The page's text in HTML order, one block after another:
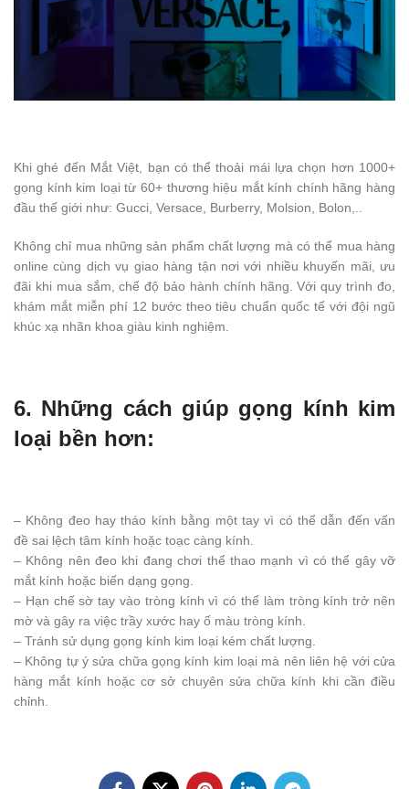
Khi ghé đến Mắt Việt, bạn có thể thoải mái lựa chọn hơn 1000+
gọng kính kim loại từ 60+ thương hiệu mắt kính chính hãng hàng
đầu thế giới như: Gucci, Versace, Burberry, Molsion, Bolon,..
Không chỉ mua những sản phẩm chất lượng mà có thể mua hàng
online cùng dịch vụ giao hàng tận nơi với nhiều khuyến mãi, ưu
đãi khi mua sắm, chế độ bảo hành chính hãng. Với quy trình đo,
khám mắt miễn phí 12 bước theo tiêu chuẩn quốc tế với đội ngũ
khúc xạ nhãn khoa giàu kinh nghiệm.
6. Những cách giúp gọng kính kim
loại bền hơn:
– Không đeo hay tháo kính bằng một tay vì có thể dẫn đến vấn
đề sai lệch tâm kính hoặc toạc càng kính.
– Không nên đeo khi đang chơi thể thao mạnh vì có thể gây vỡ
mắt kính hoặc biến dạng gọng.
– Hạn chế sờ tay vào tròng kính vì có thể làm tròng kính trở nên
mờ và gây ra việc trầy xước hay ố màu tròng kính.
– Tránh sử dụng gọng kính kim loại kém chất lượng.
– Không tự ý sửa chữa gọng kính kim loại mà nên liên hệ với cửa
hàng mắt kính hoặc cơ sở chuyên sửa chữa kính khi cần điều
chỉnh.